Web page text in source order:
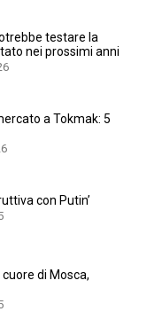
testare la
nei prossimi anni
a Tokmak: 5
con Putin’
di Mosca,